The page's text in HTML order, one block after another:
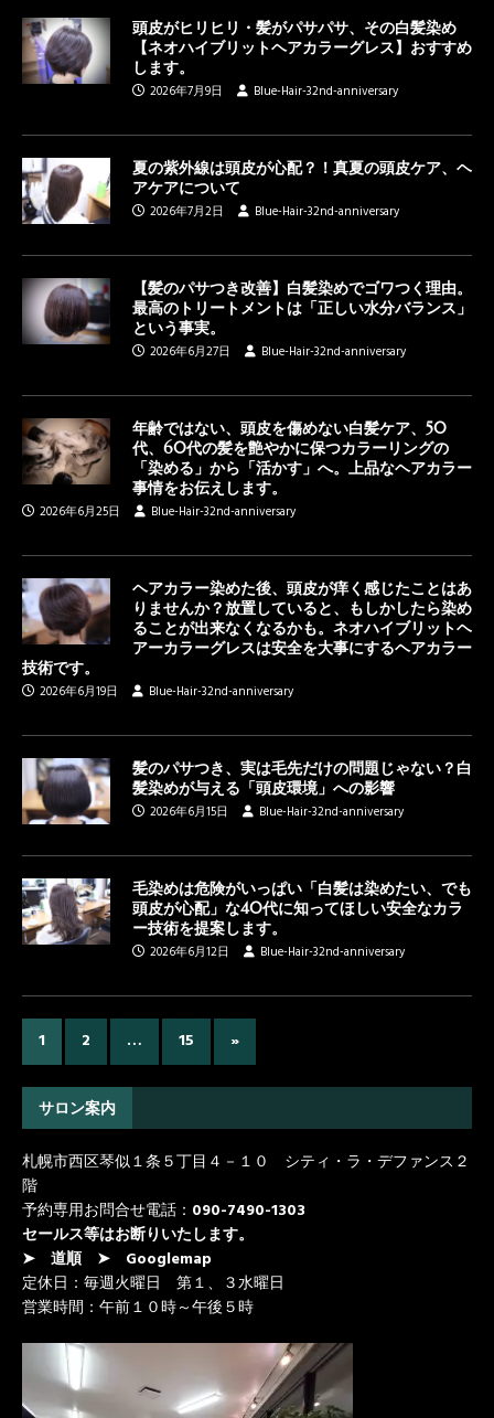
頭皮がヒリヒリ・髪がパサパサ、その白髪染め
【ネオハイブリットヘアカラーグレス】おすすめ
します。
2026年7月9日
Blue-Hair-32nd-anniversary
夏の紫外線は頭皮が心配？！真夏の頭皮ケア、ヘ
アケアについて
2026年7月2日
Blue-Hair-32nd-anniversary
【髪のパサつき改善】白髪染めでゴワつく理由。
最高のトリートメントは「正しい水分バランス」
という事実。
2026年6月27日
Blue-Hair-32nd-anniversary
年齢ではない、頭皮を傷めない白髪ケア、50
代、60代の髪を艶やかに保つカラーリングの
「染める」から「活かす」へ。上品なヘアカラー
事情をお伝えします。
2026年6月25日
Blue-Hair-32nd-anniversary
ヘアカラー染めた後、頭皮が痒く感じたことはあ
りませんか？放置していると、もしかしたら染め
ることが出来なくなるかも。ネオハイブリットヘ
アーカラーグレスは安全を大事にするヘアカラー
技術です。
2026年6月19日
Blue-Hair-32nd-anniversary
髪のパサつき、実は毛先だけの問題じゃない？白
髪染めが与える「頭皮環境」への影響
2026年6月15日
Blue-Hair-32nd-anniversary
毛染めは危険がいっぱい「白髪は染めたい、でも
頭皮が心配」な40代に知ってほしい安全なカラ
ー技術を提案します。
2026年6月12日
Blue-Hair-32nd-anniversary
1 2 … 15 »
サロン案内
札幌市西区琴似１条５丁目４－１０ シティ・ラ・デファンス２
階
予約専用お問合せ電話： 090-7490-1303
セールス等はお断りいたします。
➤ 道順
➤ Googlemap
定休日：毎週火曜日 第１、３水曜日
営業時間：午前１０時～午後５時